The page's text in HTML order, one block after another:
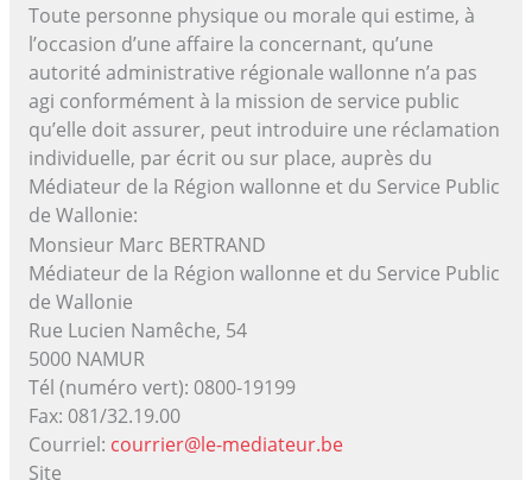
Toute personne physique ou morale qui estime, à
l’occasion d’une affaire la concernant, qu’une
autorité administrative régionale wallonne n’a pas
agi conformément à la mission de service public
qu’elle doit assurer, peut introduire une réclamation
individuelle, par écrit ou sur place, auprès du
Médiateur de la Région wallonne et du Service Public
de Wallonie:
Monsieur Marc BERTRAND
Médiateur de la Région wallonne et du Service Public
de Wallonie
Rue Lucien Namêche, 54
5000 NAMUR
Tél (numéro vert): 0800-19199
Fax: 081/32.19.00
Courriel: courrier@le-mediateur.be
Site